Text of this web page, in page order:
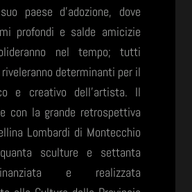
paese d’adozione, dove
profondi e salde amicizie
nel tempo; tutti
determinanti per il
e creativo dell’artista. Il
con la grande retrospettiva
Lombardi di Montecchio
sculture e settanta
e realizzata